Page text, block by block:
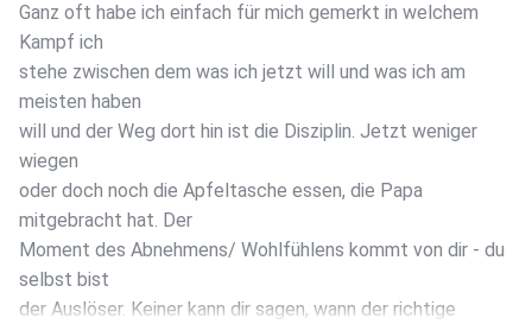
Ganz oft habe ich einfach für mich gemerkt in welchem
Kampf ich
stehe zwischen dem was ich jetzt will und was ich am
meisten haben
will und der Weg dort hin ist die Disziplin. Jetzt weniger
wiegen
oder doch noch die Apfeltasche essen, die Papa
mitgebracht hat. Der
Moment des Abnehmens/ Wohlfühlens kommt von dir - du
selbst bist
der Auslöser. Keiner kann dir sagen, wann der richtige